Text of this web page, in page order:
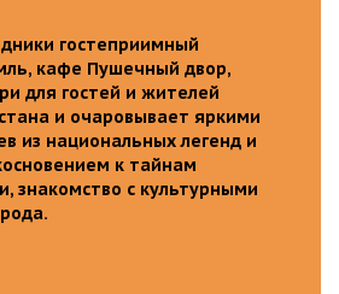
гостеприимный
кафе Пушечный двор,
для гостей и жителей
и очаровывает яркими
из национальных легенд и
к тайнам
знакомство с культурными